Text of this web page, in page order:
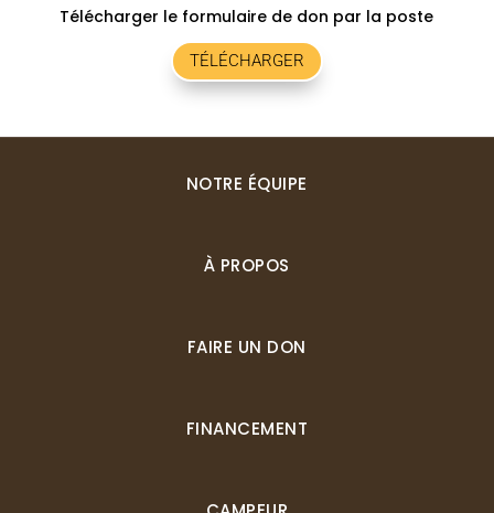
Télécharger le formulaire de don par la poste
TÉLÉCHARGER
NOTRE ÉQUIPE
À PROPOS
FAIRE UN DON
FINANCEMENT